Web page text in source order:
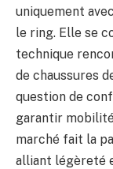
uniquement
le ring. Elle se
technique
de chaussures
question de
garantir
marché fait la
alliant légèreté